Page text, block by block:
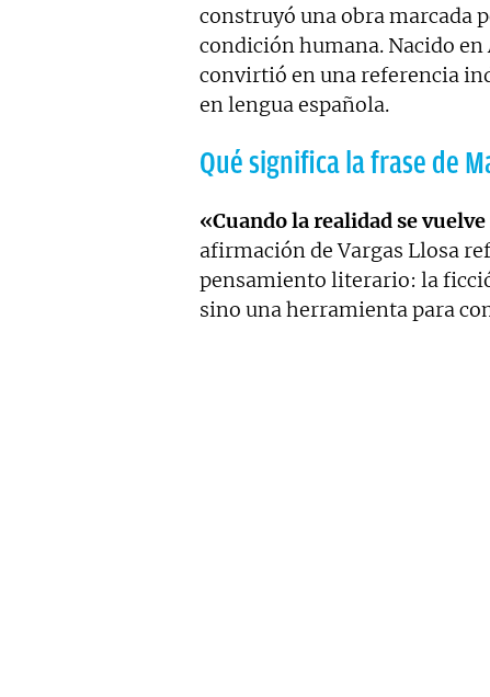
construyó una obra marcada
condición humana. Nacido en
convirtió en una referencia
en lengua española.
Qué significa la frase de
«Cuando la realidad se
afirmación de Vargas Llosa
pensamiento literario: la
sino una herramienta para